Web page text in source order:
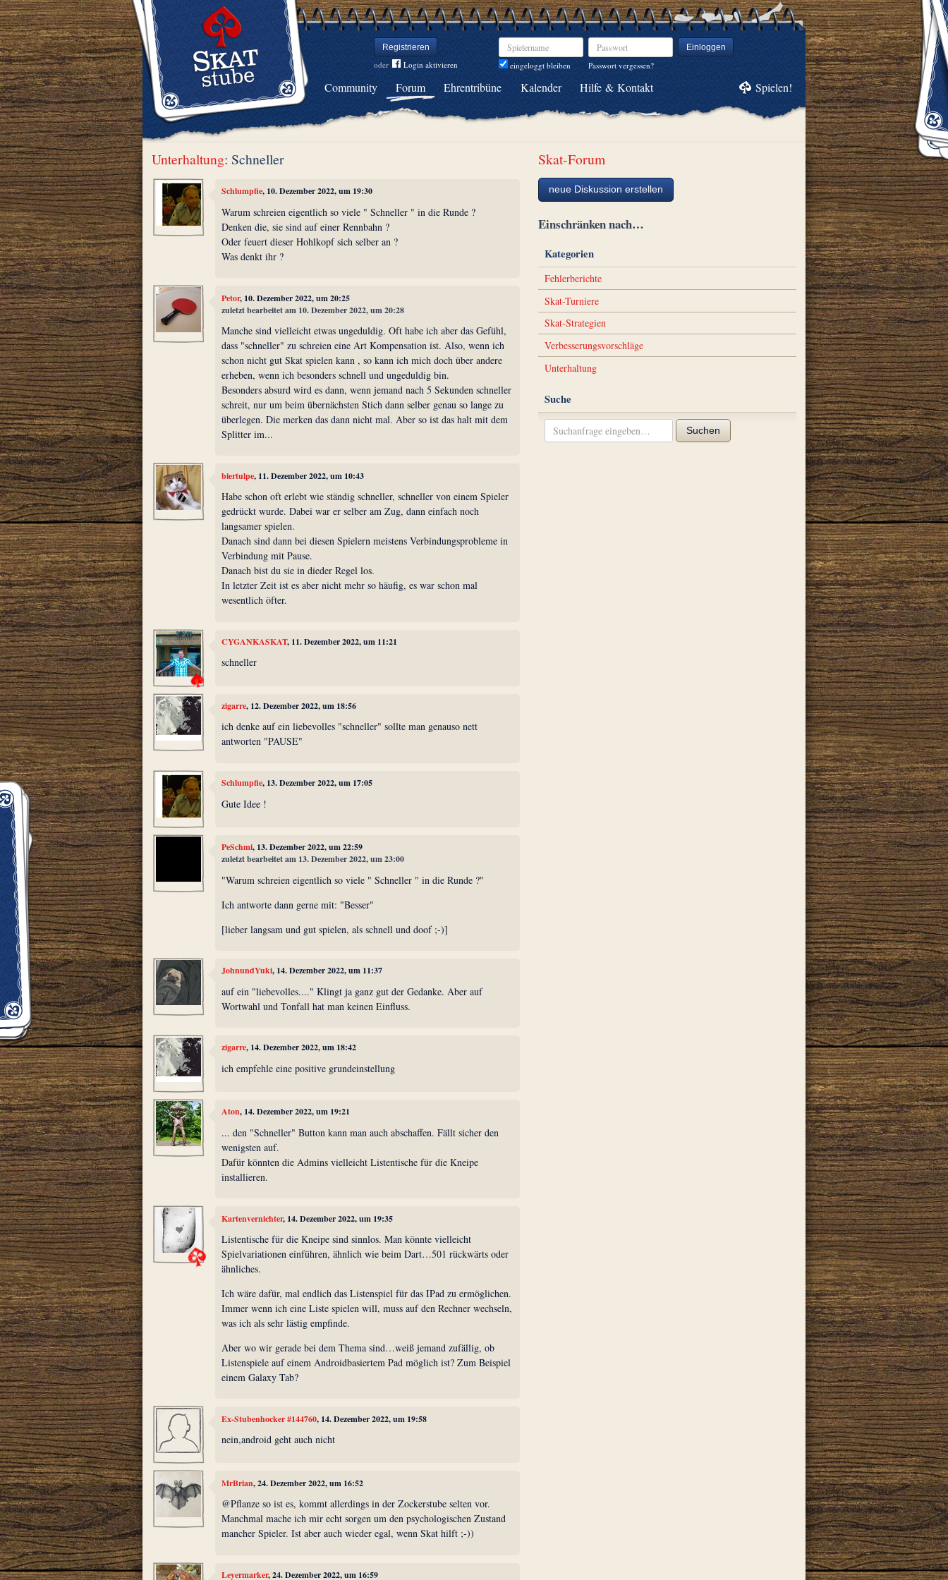
Registrieren
oder Login aktivieren
Spielername
eingeloggt bleiben
Passwort Einloggen
Passwort vergessen?
Community Forum Ehrentribüne Kalender Hilfe & Kontakt Spielen!
Unterhaltung: Schneller
Schlumpfie, 10. Dezember 2022, um 19:30
Warum schreien eigentlich so viele " Schneller " in die Runde ?
Denken die, sie sind auf einer Rennbahn ?
Oder feuert dieser Hohlkopf sich selber an ?
Was denkt ihr ?
Petor, 10. Dezember 2022, um 20:25
zuletzt bearbeitet am 10. Dezember 2022, um 20:28
Manche sind vielleicht etwas ungeduldig. Oft habe ich aber das Gefühl,
dass "schneller" zu schreien eine Art Kompensation ist. Also, wenn ich
schon nicht gut Skat spielen kann , so kann ich mich doch über andere
erheben, wenn ich besonders schnell und ungeduldig bin.
Besonders absurd wird es dann, wenn jemand nach 5 Sekunden schneller
schreit, nur um beim übernächsten Stich dann selber genau so lange zu
überlegen. Die merken das dann nicht mal. Aber so ist das halt mit dem
Splitter im...
biertulpe, 11. Dezember 2022, um 10:43
Habe schon oft erlebt wie ständig schneller, schneller von einem Spieler
gedrückt wurde. Dabei war er selber am Zug, dann einfach noch
langsamer spielen.
Danach sind dann bei diesen Spielern meistens Verbindungsprobleme in
Verbindung mit Pause.
Danach bist du sie in dieder Regel los.
In letzter Zeit ist es aber nicht mehr so häufig, es war schon mal
wesentlich öfter.
CYGANKASKAT, 11. Dezember 2022, um 11:21
schneller
zigarre, 12. Dezember 2022, um 18:56
ich denke auf ein liebevolles "schneller" sollte man genauso nett
antworten "PAUSE"
Schlumpfie, 13. Dezember 2022, um 17:05
Gute Idee !
PeSchmi, 13. Dezember 2022, um 22:59
zuletzt bearbeitet am 13. Dezember 2022, um 23:00
"Warum schreien eigentlich so viele " Schneller " in die Runde ?"
Ich antworte dann gerne mit: "Besser"
[lieber langsam und gut spielen, als schnell und doof ;-)]
JohnundYuki, 14. Dezember 2022, um 11:37
auf ein "liebevolles...." Klingt ja ganz gut der Gedanke. Aber auf
Wortwahl und Tonfall hat man keinen Einfluss.
zigarre, 14. Dezember 2022, um 18:42
ich empfehle eine positive grundeinstellung
Aton, 14. Dezember 2022, um 19:21
... den "Schneller" Button kann man auch abschaffen. Fällt sicher den
wenigsten auf.
Dafür könnten die Admins vielleicht Listentische für die Kneipe
installieren.
Kartenvernichter, 14. Dezember 2022, um 19:35
Listentische für die Kneipe sind sinnlos. Man könnte vielleicht
Spielvariationen einführen, ähnlich wie beim Dart…501 rückwärts oder
ähnliches.
Ich wäre dafür, mal endlich das Listenspiel für das IPad zu ermöglichen.
Immer wenn ich eine Liste spielen will, muss auf den Rechner wechseln,
was ich als sehr lästig empfinde.
Aber wo wir gerade bei dem Thema sind…weiß jemand zufällig, ob
Listenspiele auf einem Androidbasiertem Pad möglich ist? Zum Beispiel
einem Galaxy Tab?
Ex-Stubenhocker #144760, 14. Dezember 2022, um 19:58
nein,android geht auch nicht
MrBrian, 24. Dezember 2022, um 16:52
@Pflanze so ist es, kommt allerdings in der Zockerstube selten vor.
Manchmal mache ich mir echt sorgen um den psychologischen Zustand
mancher Spieler. Ist aber auch wieder egal, wenn Skat hilft ;-))
Leyermarker, 24. Dezember 2022, um 16:59
Skat-Forum
neue Diskussion erstellen
Einschränken nach…
Kategorien
Fehlerberichte
Skat-Turniere
Skat-Strategien
Verbesserungsvorschläge
Unterhaltung
Suche
Suchen